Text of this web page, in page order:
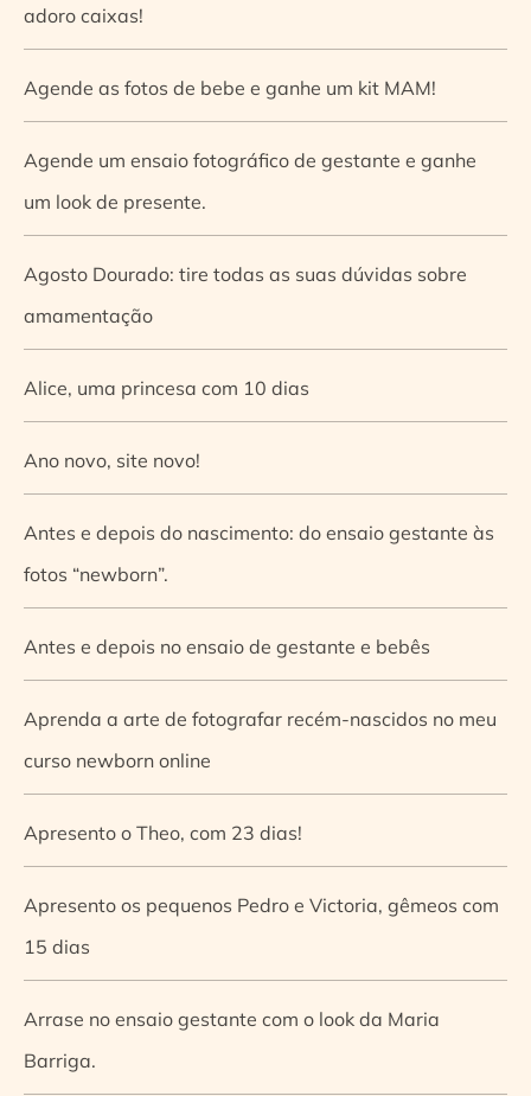
adoro caixas!
Agende as fotos de bebe e ganhe um kit MAM!
Agende um ensaio fotográfico de gestante e ganhe
um look de presente.
Agosto Dourado: tire todas as suas dúvidas sobre
amamentação
Alice, uma princesa com 10 dias
Ano novo, site novo!
Antes e depois do nascimento: do ensaio gestante às
fotos “newborn”.
Antes e depois no ensaio de gestante e bebês
Aprenda a arte de fotografar recém-nascidos no meu
curso newborn online
Apresento o Theo, com 23 dias!
Apresento os pequenos Pedro e Victoria, gêmeos com
15 dias
Arrase no ensaio gestante com o look da Maria
Barriga.